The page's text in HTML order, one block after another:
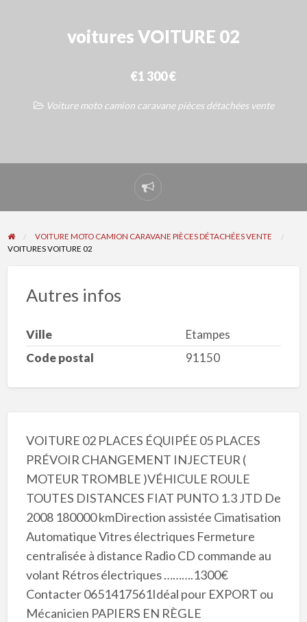
voitures VOITURE 02
€1 300 €
Voiture moto camion caravane pièces détachées vente
Signaler
un
problème
VOITURE MOTO CAMION CARAVANE PIÈCES DÉTACHÉES VENTE
VOITURES VOITURE 02
Autres infos
Ville
Etampes
Code postal
91150
VOITURE 02 PLACES ÉQUIPÉE 05 PLACES
PRÉVOIR CHANGEMENT INJECTEUR (
MOTEUR TROMBLE )VÉHICULE ROULE
TOUTES DISTANCES FIAT PUNTO 1.3 JTD De
2008 180000 kmDirection assistée Cimatisation
Automatique Vitres électriques Fermeture
centralisée à distance Radio CD commande au
volant Rétros électriques ……….1300€
Contacter 0651417561Idéal pour EXPORT ou
Mécanicien PAPIERS EN RÈGLE